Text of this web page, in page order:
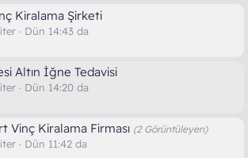
Kiralama Şirketi
Dün 14:43 da
Altın İğne Tedavisi
Dün 14:20 da
Vinç Kiralama Firması (2 Görüntüleyen)
Dün 11:42 da